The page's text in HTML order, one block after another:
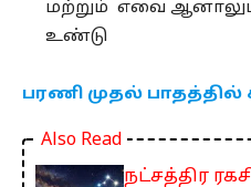
மற்றும் எவை
உண்டு
பரணி முதல் பாதத்தில்
Also Read
நட்சத்திர